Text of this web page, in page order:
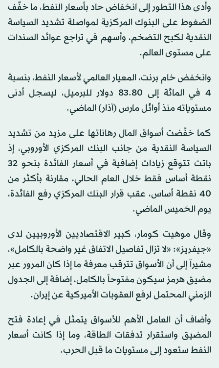
وأدى هذا التطور إلى انخفاض حاد بأسعار النفط، ما خفَّف
الضغوط على البنوك المركزية لمواصلة تشديد السياسة
النقدية لكبح التضخم، وأسهم في تراجع عوائد السندات
على مستوى العالم.
وانخفض خام برنت، المعيار العالمي لأسعار النفط، بنسبة
4 في المائة إلى 83.80 دولار للبرميل، ليسجل أدنى
مستوياته منذ أوائل مارس (آذار) الماضي.
كما خفَّضت أسواق المال رهاناتها على مزيد من تشديد
السياسة النقدية من جانب البنك المركزي الأوروبي، إذ
باتت تتوقع زيادات إضافية في أسعار الفائدة بنحو 32
نقطة أساس فقط خلال العام الحالي، مقارنة بأكثر من
40 نقطة أساس، عقب قرار البنك المركزي رفع الفائدة،
يوم الخميس الماضي.
وقال موهيت كومار، كبير الاقتصاديين الأوروبيين لدى
«جيفريز»: «لا تزال تفاصيل الاتفاق غير واضحة بالكامل»،
مشيراً إلى أن الأسواق تترقب معرفة ما إذا كان المرور عبر
مضيق هرمز سيكون مفتوحاً بالكامل، إضافة إلى الجدول
الزمني المحتمل لرفع العقوبات الأميركية عن إيران.
وأضاف أن العامل الأهم للأسواق يتمثل في إعادة فتح
المضيق واستقرار تدفقات الطاقة، وما إذا كانت أسعار
النفط ستعود إلى مستويات ما قبل الحرب.